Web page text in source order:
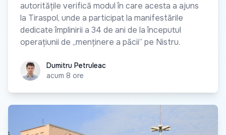
autoritățile verifică modul în care acesta a ajuns
la Tiraspol, unde a participat la manifestările
dedicate împlinirii a 34 de ani de la începutul
operațiunii de „menținere a păcii” pe Nistru.
Dumitru Petruleac
Dumitru Petruleac
acum 8 ore